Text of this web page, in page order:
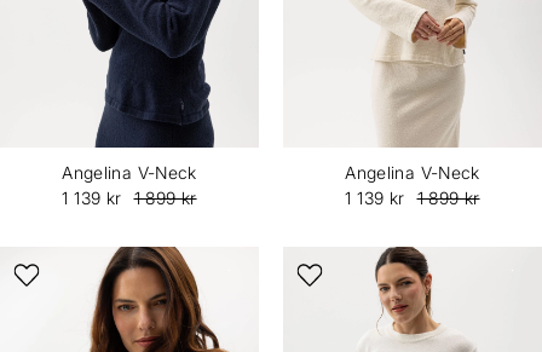
Angelina V-Neck
1 139 kr
1 899 kr
Angelina V-Neck
1 139 kr
1 899 kr